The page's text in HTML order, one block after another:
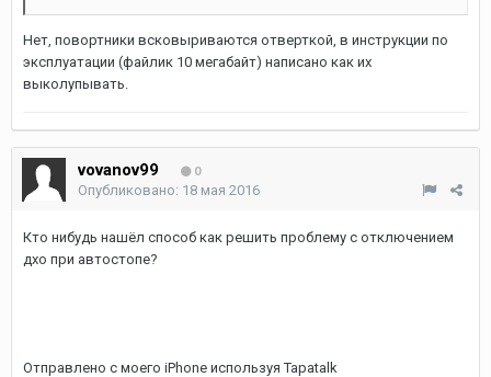
Нет, повортники всковыриваются отверткой, в инструкции по
эксплуатации (файлик 10 мегабайт) написано как их
выколупывать.
vovanov99 0
Опубликовано: 18 мая 2016
Кто нибудь нашёл способ как решить проблему с отключением
дхо при автостопе?
Отправлено с моего iPhone используя Tapatalk